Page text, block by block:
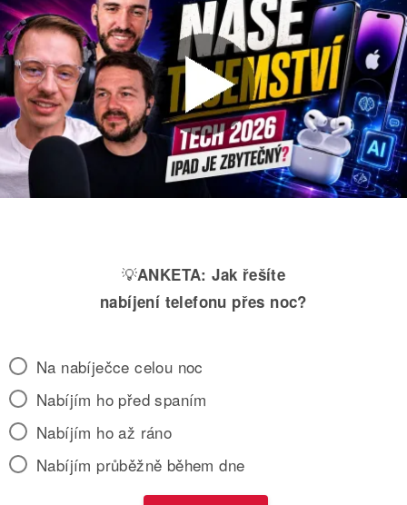
💡ANKETA: Jak řešíte
nabíjení telefonu přes noc?
Na nabíječce celou noc
Nabíjím ho před spaním
Nabíjím ho až ráno
Nabíjím průběžně během dne